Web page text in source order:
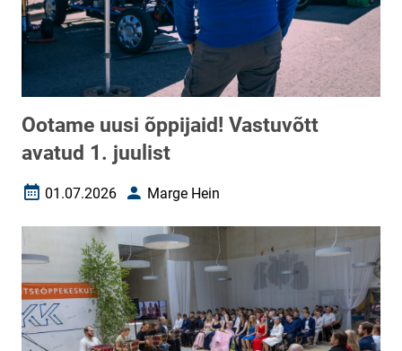
Ootame uusi õppijaid! Vastuvõtt
avatud 1. juulist
Loomise kuupäev
01.07.2026 AutorMarge Hein